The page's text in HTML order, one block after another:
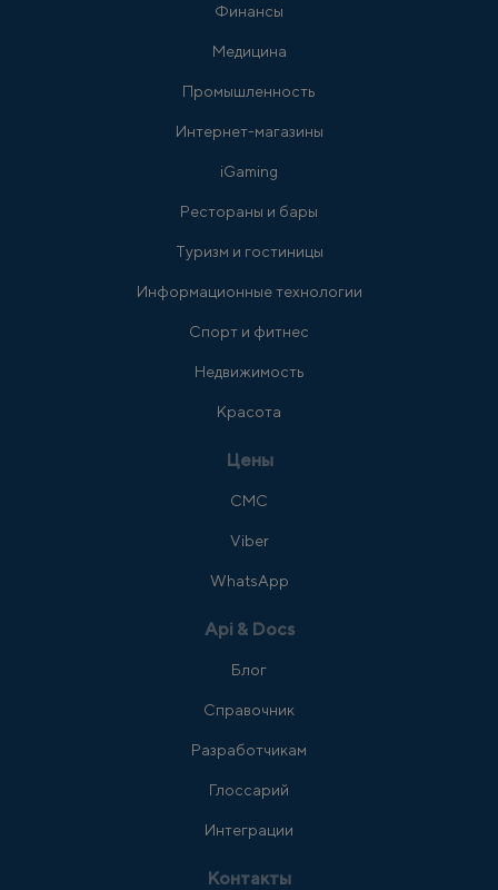
Финансы
Медицина
Промышленность
Интернет-магазины
iGaming
Рестораны и бары
Туризм и гостиницы
Информационные технологии
Спорт и фитнес
Недвижимость
Красота
Цены
СМС
Viber
WhatsApp
Api & Docs
Блог
Справочник
Разработчикам
Глоссарий
Интеграции
Контакты